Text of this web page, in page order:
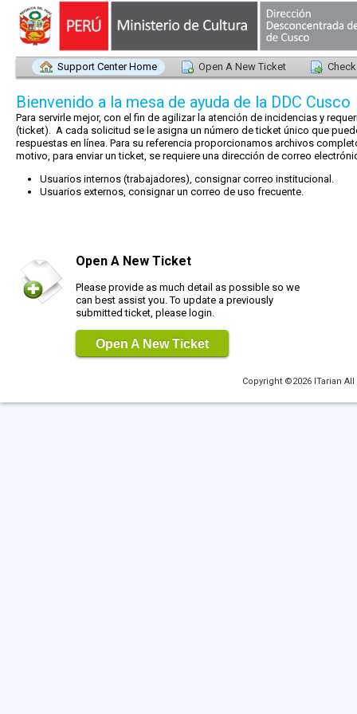
Support Center Home Open A New Ticket
Bienvenido a la mesa de ayuda de la DDC Cusco
Para servirle mejor, con el fin de agilizar la atención de incidencias y
(ticket). A cada solicitud se le asigna un número de ticket único que
respuestas en línea. Para su referencia proporcionamos archivos
motivo, para enviar un ticket, se requiere una dirección de correo
Usuarios internos (trabajadores), consignar correo institucional.
Usuarios externos, consignar un correo de uso frecuente.
Open A New Ticket
Please provide as much detail as possible so we
can best assist you. To update a previously
submitted ticket, please login.
Open A New Ticket
Copyright ©2026 ITarian